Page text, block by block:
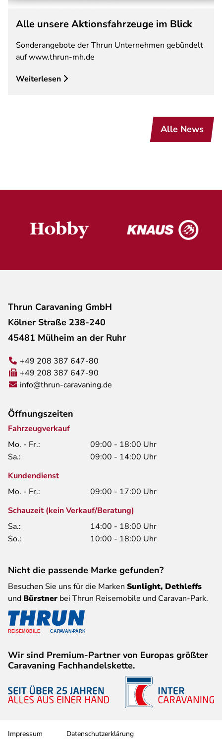
Alle unsere Aktionsfahrzeuge im Blick
Sonderangebote der Thrun Unternehmen gebündelt
auf www.thrun-mh.de
Weiterlesen
Alle News
Thrun Caravaning GmbH
Kölner Straße 238-240
45481 Mülheim an der Ruhr
+49 208 387 647-80
+49 208 387 647-90
info@thrun-caravaning.de
Öffnungszeiten
Fahrzeugverkauf
Mo. - Fr.:
09:00 - 18:00 Uhr
Sa.:
09:00 - 14:00 Uhr
Kundendienst
Mo. - Fr.:
09:00 - 17:00 Uhr
Schauzeit (kein Verkauf/Beratung)
Sa.:
14:00 - 18:00 Uhr
So.:
10:00 - 18:00 Uhr
Nicht die passende Marke gefunden?
Besuchen Sie uns für die Marken Sunlight, Dethleffs
und Bürstner bei Thrun Reisemobile und Caravan-Park.
Wir sind Premium-Partner von Europas größter
Caravaning Fachhandelskette.
Impressum Datenschutzerklärung